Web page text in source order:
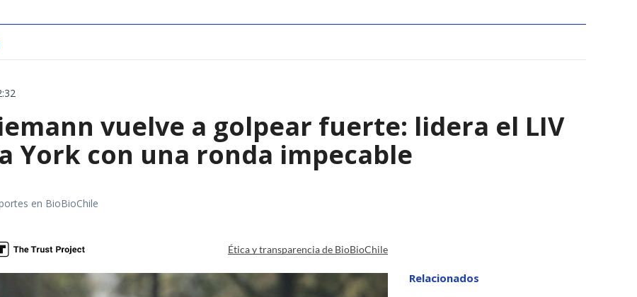
vuelve a golpear fuerte: lidera el LIV
York con una ronda impecable
en BioBioChile
Ética y transparencia de BioBioChile
Relacionados